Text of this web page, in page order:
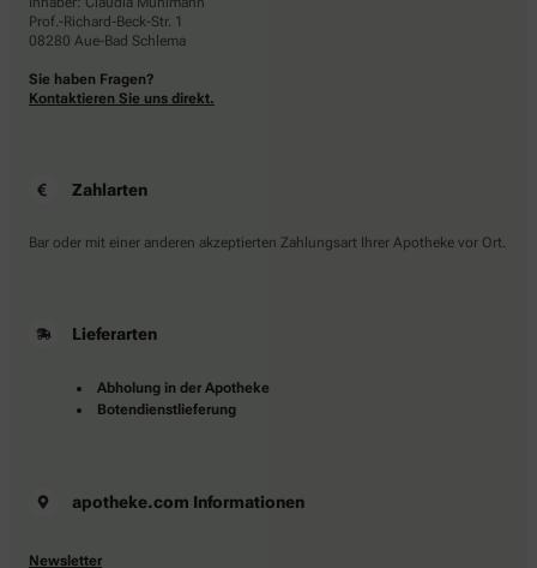
Prof.-Richard-Beck-Str. 1
08280 Aue-Bad Schlema
Sie haben Fragen?
Kontaktieren Sie uns direkt.
Zahlarten
Bar oder mit einer anderen akzeptierten Zahlungsart Ihrer Apotheke vor Ort.
Lieferarten
Abholung in der Apotheke
Botendienstlieferung
apotheke.com Informationen
Newsletter